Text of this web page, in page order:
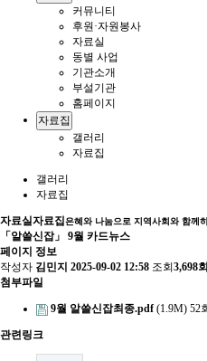
커뮤니티
후원·자원봉사
자료실
동별 사업
기관소개
부설기관
홈페이지
자료집
갤러리
자료집
갤러리
자료집
자료실자료집은혜와 나눔으로 지역사회와 함께
「알쓸신잡」 9월 카드뉴스
페이지 정보
작성자 김민지 2025-09-02 12:58 조회 3,698회
첨부파일
9월 알쓸신잡최종.pdf(1.9M) 52
관련링크